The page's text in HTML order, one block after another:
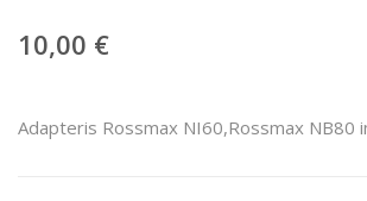
10,00 €
Adapteris Rossmax NI60,Rossmax NB80